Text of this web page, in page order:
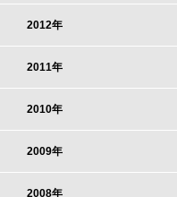
2012年
2011年
2010年
2009年
2008年